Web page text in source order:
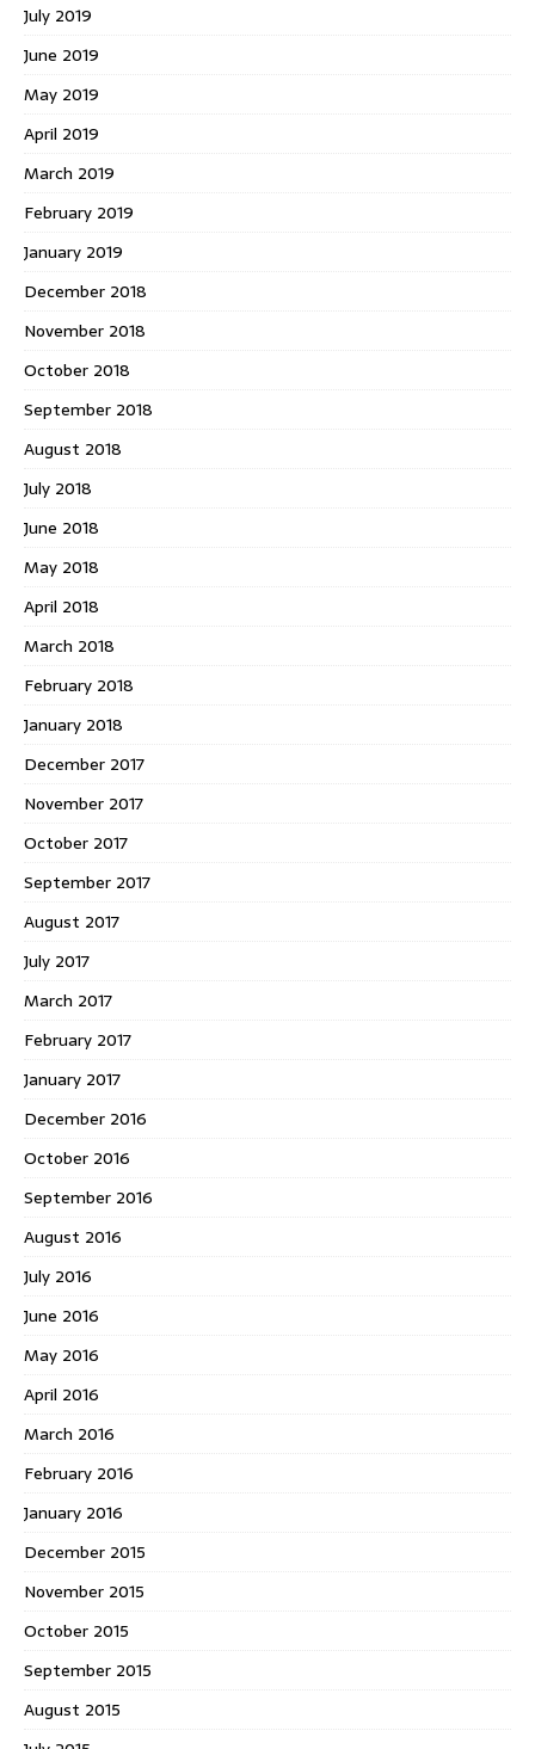
July 2019
June 2019
May 2019
April 2019
March 2019
February 2019
January 2019
December 2018
November 2018
October 2018
September 2018
August 2018
July 2018
June 2018
May 2018
April 2018
March 2018
February 2018
January 2018
December 2017
November 2017
October 2017
September 2017
August 2017
July 2017
March 2017
February 2017
January 2017
December 2016
October 2016
September 2016
August 2016
July 2016
June 2016
May 2016
April 2016
March 2016
February 2016
January 2016
December 2015
November 2015
October 2015
September 2015
August 2015